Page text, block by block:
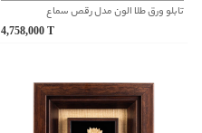
تابلو ورق طلا الون مدل رقص سماع
4,758,000 T